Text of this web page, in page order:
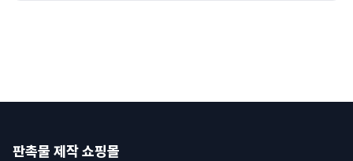
판촉물 제작 쇼핑몰